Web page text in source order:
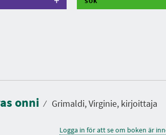
onni ⁄ Grimaldi, Virginie, kirjoittaja
Logga in för att se om boken är